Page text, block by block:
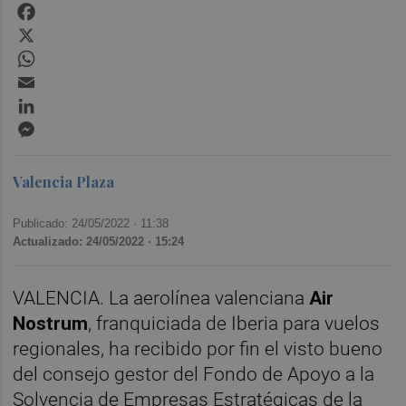
Valencia Plaza
Publicado: 24/05/2022 · 11:38
Actualizado: 24/05/2022 · 15:24
VALENCIA. La aerolínea valenciana Air
Nostrum, franquiciada de Iberia para vuelos
regionales, ha recibido por fin el visto bueno
del consejo gestor del Fondo de Apoyo a la
Solvencia de Empresas Estratégicas de la